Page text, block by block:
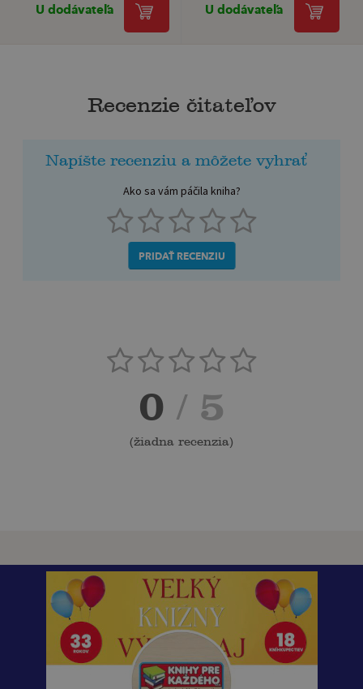
U dodávateľa U dodávateľa
Recenzie čitateľov
Napíšte recenziu a môžete vyhrať
Ako sa vám páčila kniha?
PRIDAŤ RECENZIU
0 / 5
(žiadna recenzia)